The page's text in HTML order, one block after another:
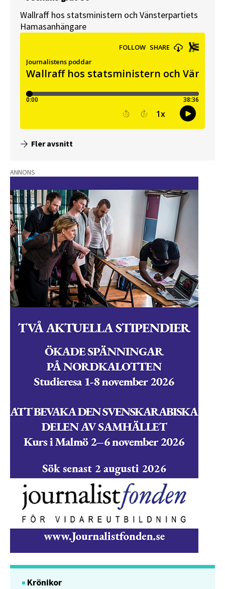
Wallraff hos statsministern och Vänsterpartiets
Hamasanhängare
Fler avsnitt
ANNONS
Krönikor